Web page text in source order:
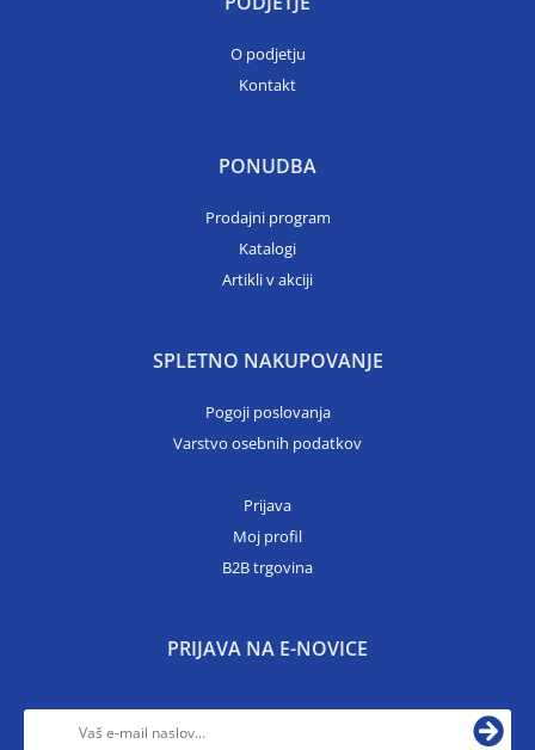
O podjetju
Kontakt
PONUDBA
Prodajni program
Katalogi
Artikli v akciji
SPLETNO NAKUPOVANJE
Pogoji poslovanja
Varstvo osebnih podatkov
Prijava
Moj profil
B2B trgovina
PRIJAVA NA E-NOVICE